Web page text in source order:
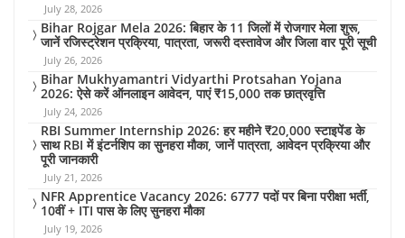
July 28, 2026
Bihar Rojgar Mela 2026: बिहार के 11 जिलों में रोजगार मेला शुरू,
जानें रजिस्ट्रेशन प्रक्रिया, पात्रता, जरूरी दस्तावेज और जिला वार पूरी सूची
July 26, 2026
Bihar Mukhyamantri Vidyarthi Protsahan Yojana
2026: ऐसे करें ऑनलाइन आवेदन, पाएं ₹15,000 तक छात्रवृत्ति
July 24, 2026
RBI Summer Internship 2026: हर महीने ₹20,000 स्टाइपेंड के
साथ RBI में इंटर्नशिप का सुनहरा मौका, जानें पात्रता, आवेदन प्रक्रिया और
पूरी जानकारी
July 21, 2026
NFR Apprentice Vacancy 2026: 6777 पदों पर बिना परीक्षा भर्ती,
10वीं + ITI पास के लिए सुनहरा मौका
July 19, 2026